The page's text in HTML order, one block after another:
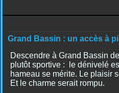
Grand Bassin : un accès à
Descendre à Grand Bassin
plutôt sportive : le dénivelé
hameau se mérite. Le plaisir
Et le charme serait rompu.